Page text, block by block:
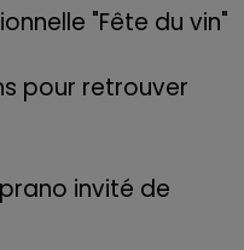
"Fête du vin"
pour retrouver
invité de